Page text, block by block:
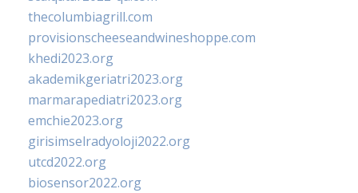
thecolumbiagrill.com
provisionscheeseandwineshoppe.com
khedi2023.org
akademikgeriatri2023.org
marmarapediatri2023.org
emchie2023.org
girisimselradyoloji2022.org
utcd2022.org
biosensor2022.org